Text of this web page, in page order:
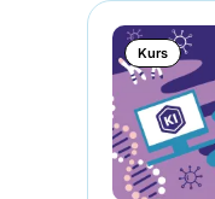
Kurs